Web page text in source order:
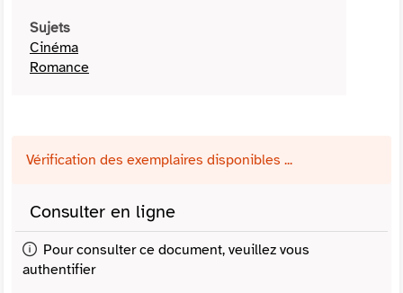
Sujets
Cinéma
Romance
Vérification des exemplaires disponibles ...
Consulter en ligne
Pour consulter ce document, veuillez vous
authentifier